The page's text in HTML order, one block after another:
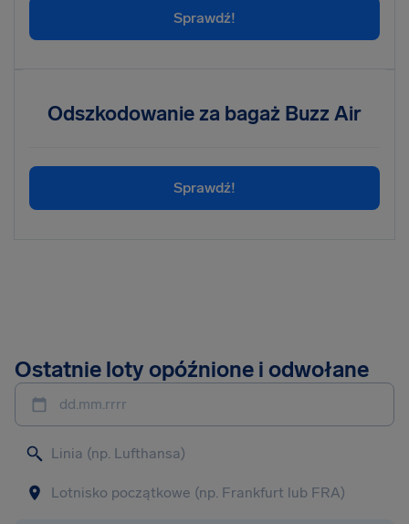
Sprawdź!
Odszkodowanie za bagaż Buzz Air
Sprawdź!
Ostatnie loty opóźnione i odwołane
dd.mm.rrrr